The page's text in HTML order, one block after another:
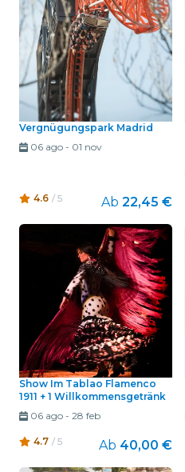
Vergnügungspark Madrid
06 ago- 01 nov
4.6 / 5 Ab 22,45 €
Show Im Tablao Flamenco
1911 + 1 Willkommensgetränk
06 ago- 28 feb
4.7 / 5 Ab 40,00 €